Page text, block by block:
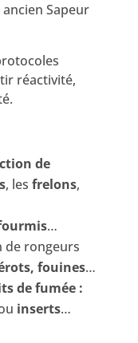
Sapeur
réactivité,
de
, les frelons,
…
de rongeurs
fouines…
de fumée :
inserts…